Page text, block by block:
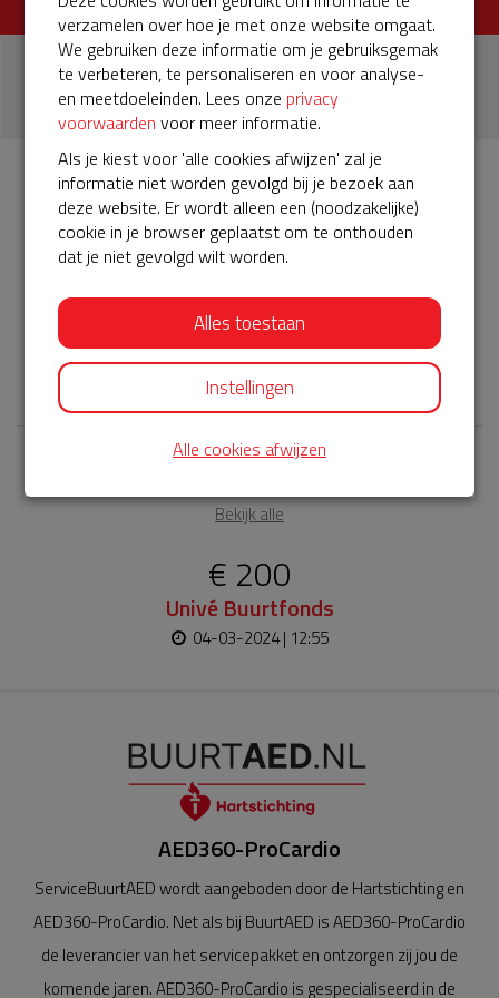
1
donatie
Info Donateurs 1
moet worden verlengd, zodat onze AED gebruiksklaar
blijft. Help je mee? Doneer voor ons servicepakket!
𝕏
Bekijk alle
€ 200
Univé Buurtfonds
04-03-2024 | 12:55
AED360-ProCardio
ServiceBuurtAED wordt aangeboden door de Hartstichting en
AED360-ProCardio. Net als bij BuurtAED is AED360-ProCardio
de leverancier van het servicepakket en ontzorgen zij jou de
komende jaren. AED360-ProCardio is gespecialiseerd in de
verzamelen over hoe je met onze website omgaat.
We gebruiken deze informatie om je gebruiksgemak
te verbeteren, te personaliseren en voor analyse-
en meetdoeleinden. Lees onze privacy
voorwaarden voor meer informatie.
Als je kiest voor 'alle cookies afwijzen' zal je
informatie niet worden gevolgd bij je bezoek aan
deze website. Er wordt alleen een (noodzakelijke)
cookie in je browser geplaatst om te onthouden
dat je niet gevolgd wilt worden.
Alles toestaan
Instellingen
Alle cookies afwijzen